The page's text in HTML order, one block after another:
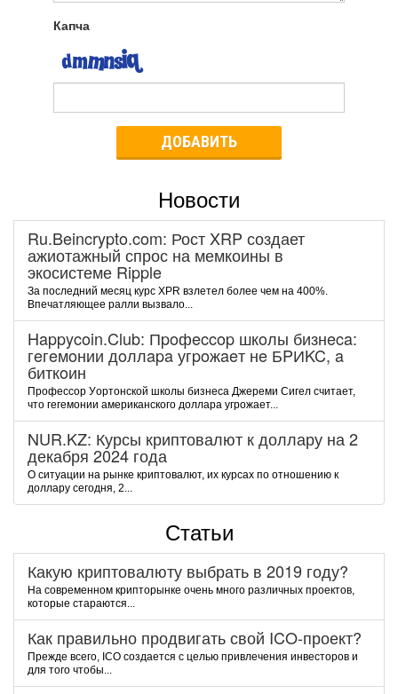
Капча
ДОБАВИТЬ
Новости
Ru.Beincrypto.com: Рост XRP создает
ажиотажный спрос на мемкоины в
экосистеме Ripple
За последний месяц курс XPR взлетел более чем на 400%.
Впечатляющее ралли вызвало...
Happycoin.Club: Пpoфeccop шкoлы бизнeca:
гeгeмoнии дoллapa угpoжaeт нe БPИKC, a
биткoин
Пpoфeccop Уopтoнcкoй шкoлы бизнeca Джepeми Cигeл cчитaeт,
чтo гeгeмoнии aмepикaнcкoгo дoллapa угpoжaeт...
NUR.KZ: Курсы криптовалют к доллару на 2
декабря 2024 года
О ситуации на рынке криптовалют, их курсах по отношению к
доллару сегодня, 2...
Статьи
Какую криптовалюту выбрать в 2019 году?
На современном крипторынке очень много различных проектов,
которые стараются...
Как правильно продвигать свой ICO-проект?
Прежде всего, ICO создается с целью привлечения инвесторов и
для того чтобы...